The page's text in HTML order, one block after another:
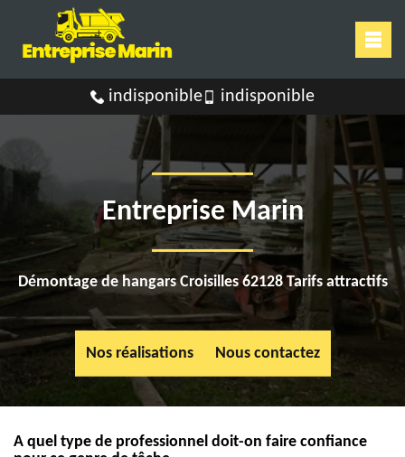
indisponible indisponible
Entreprise Marin
Démontage de hangars Croisilles 62128 Tarifs attractifs
Nos réalisations Nous contactez
A quel type de professionnel doit-on faire confiance